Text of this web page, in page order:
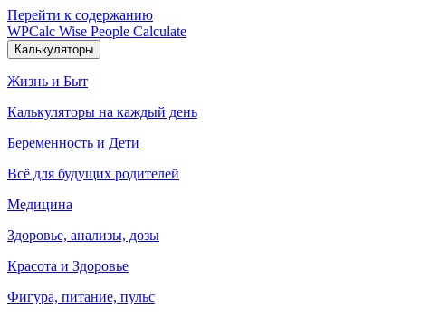
Перейти к содержанию
WPCalc Wise People Calculate
Калькуляторы
Жизнь и Быт
Калькуляторы на каждый день
Беременность и Дети
Всё для будущих родителей
Медицина
Здоровье, анализы, дозы
Красота и Здоровье
Фигура, питание, пульс